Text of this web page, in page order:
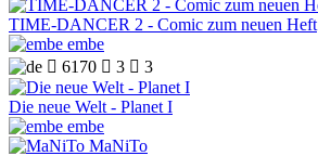
TIME-DANCER 2 - Comic zum neuen Heft
embe
 6170  3  3
Die neue Welt - Planet I
embe
MaNiTo